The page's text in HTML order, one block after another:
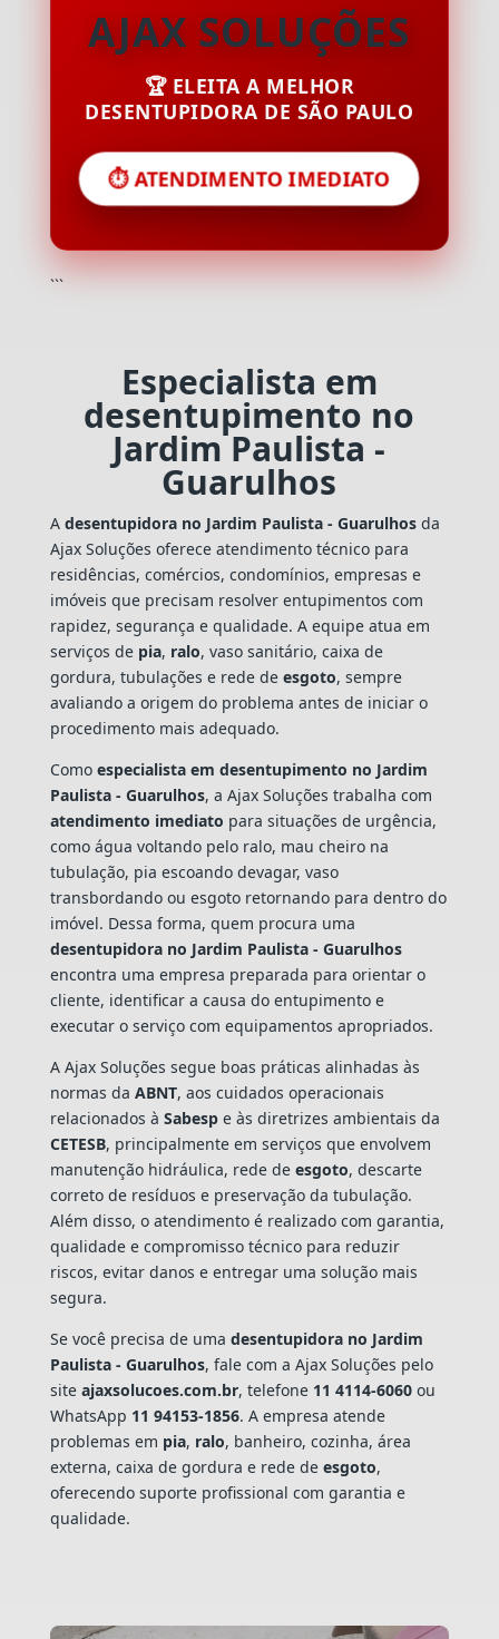
AJAX SOLUÇÕES
🏆 ELEITA A MELHOR
DESENTUPIDORA DE SÃO PAULO
⏱️ ATENDIMENTO IMEDIATO
```
Especialista em
desentupimento no
Jardim Paulista -
Guarulhos
A desentupidora no Jardim Paulista - Guarulhosda
Ajax Soluções oferece atendimento técnico para
residências, comércios, condomínios, empresas e
imóveis que precisam resolver entupimentos com
rapidez, segurança e qualidade. A equipe atua em
serviços de pia, ralo, vaso sanitário, caixa de
gordura, tubulações e rede de esgoto, sempre
avaliando a origem do problema antes de iniciar o
procedimento mais adequado.
Como especialista em desentupimento no Jardim
Paulista - Guarulhos, a Ajax Soluções trabalha com
atendimento imediato para situações de urgência,
como água voltando pelo ralo, mau cheiro na
tubulação, pia escoando devagar, vaso
transbordando ou esgoto retornando para dentro do
imóvel. Dessa forma, quem procura uma
desentupidora no Jardim Paulista - Guarulhos
encontra uma empresa preparada para orientar o
cliente, identificar a causa do entupimento e
executar o serviço com equipamentos apropriados.
A Ajax Soluções segue boas práticas alinhadas às
normas da ABNT, aos cuidados operacionais
relacionados à Sabespe às diretrizes ambientais da
CETESB, principalmente em serviços que envolvem
manutenção hidráulica, rede de esgoto, descarte
correto de resíduos e preservação da tubulação.
Além disso, o atendimento é realizado com garantia,
qualidade e compromisso técnico para reduzir
riscos, evitar danos e entregar uma solução mais
segura.
Se você precisa de uma desentupidora no Jardim
Paulista - Guarulhos, fale com a Ajax Soluções pelo
site ajaxsolucoes.com.br, telefone 11 4114-6060ou
WhatsApp 11 94153-1856. A empresa atende
problemas em pia, ralo, banheiro, cozinha, área
externa, caixa de gordura e rede de esgoto,
oferecendo suporte profissional com garantia e
qualidade.